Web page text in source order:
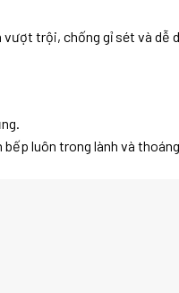
trội, chống gỉ sét và dễ
luôn trong lành và